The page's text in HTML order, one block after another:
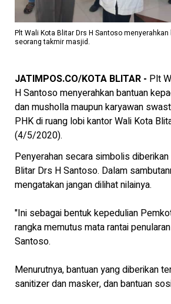
Plt Wali Kota Blitar Drs H Santoso
seorang takmir masjid.
JATIMPOS.CO/KOTA BLITAR - Plt
H Santoso menyerahkan bantuan
dan musholla maupun karyawan
PHK di ruang lobi kantor Wali Kota
(4/5/2020).
Penyerahan secara simbolis
Blitar Drs H Santoso. Dalam
mengatakan jangan dilihat nilainya.
"Ini sebagai bentuk kepedulian
rangka memutus mata rantai
Santoso.
Menurutnya, bantuan yang diberikan
sanitizer dan masker, dan bantuan